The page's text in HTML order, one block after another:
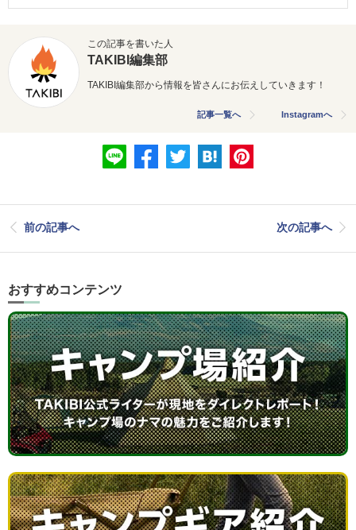
この記事を書いた人
TAKIBI編集部
TAKIBI編集部から情報を皆さんにお伝えしていきます！
記事一覧へ Instagramへ
前の記事へ 次の記事へ
おすすめコンテンツ